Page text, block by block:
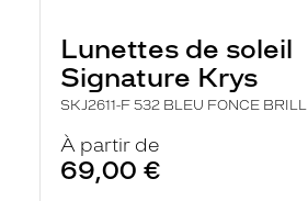
Lunettes de soleil
Signature Krys
SKJ2611-F 532 BLEU FONCE BRILL
À partir de
69,00 €